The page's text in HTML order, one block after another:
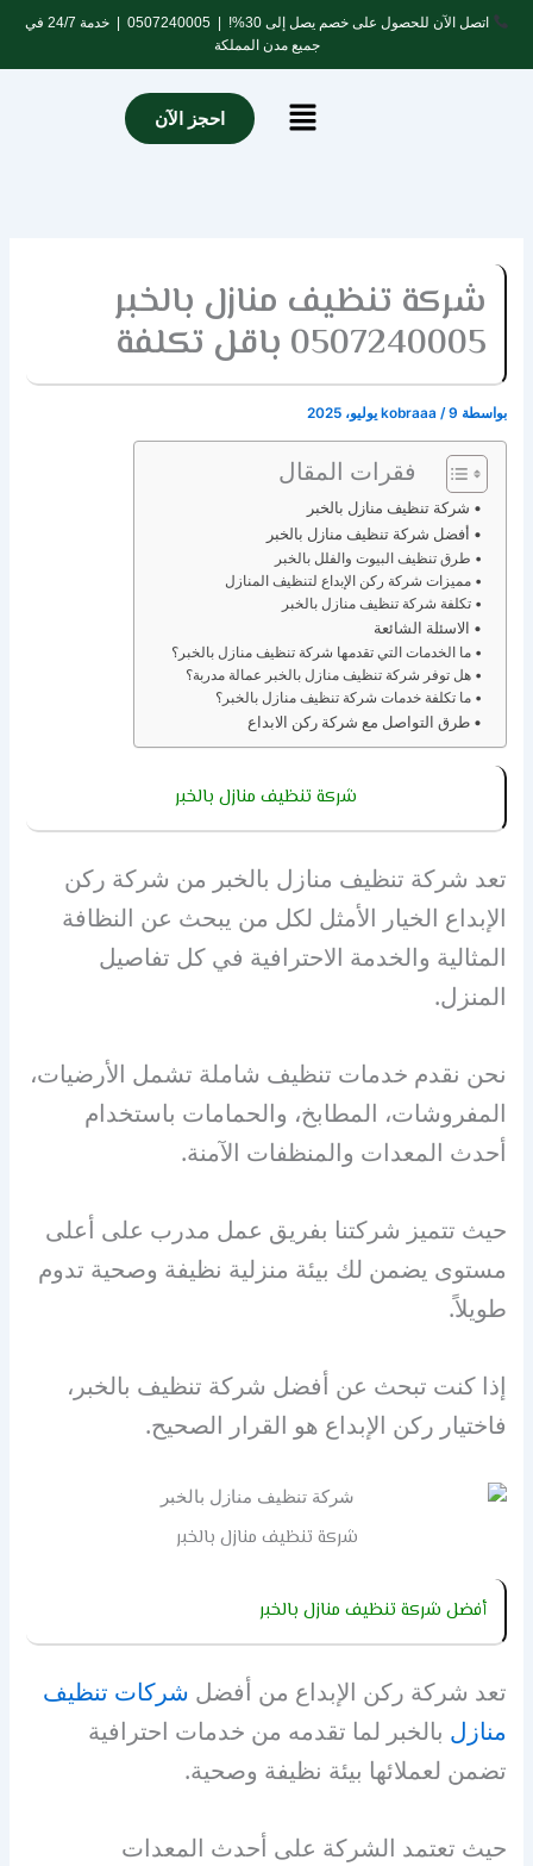
تخطي
المحتوى
اتصل الآن للحصول على خصم يصل إلى 30%! | 0507240005
| خدمة 24/7 في
جميع مدن المملكة
Menu احجز الآن
شركة تنظيف منازل بالخبر
0507240005 باقل تكلفة
بواسطة kobraaa /9 يوليو، 2025
فقرات المقال
شركة تنظيف منازل بالخبر
أفضل شركة تنظيف منازل بالخبر
طرق تنظيف البيوت والفلل بالخبر
مميزات شركة ركن الإبداع لتنظيف المنازل
تكلفة شركة تنظيف منازل بالخبر
الاسئلة الشائعة
ما الخدمات التي تقدمها شركة تنظيف منازل بالخبر؟
هل توفر شركة تنظيف منازل بالخبر عمالة مدربة؟
ما تكلفة خدمات شركة تنظيف منازل بالخبر؟
طرق التواصل مع شركة ركن الابداع
شركة تنظيف منازل بالخبر
تعد شركة تنظيف منازل بالخبر من شركة ركن
الإبداع الخيار الأمثل لكل من يبحث عن النظافة
المثالية والخدمة الاحترافية في كل تفاصيل
المنزل.
نحن نقدم خدمات تنظيف شاملة تشمل الأرضيات،
المفروشات، المطابخ، والحمامات باستخدام
أحدث المعدات والمنظفات الآمنة.
حيث تتميز شركتنا بفريق عمل مدرب على أعلى
مستوى يضمن لك بيئة منزلية نظيفة وصحية تدوم
طويلاً.
إذا كنت تبحث عن أفضل شركة تنظيف بالخبر،
فاختيار ركن الإبداع هو القرار الصحيح.
شركة تنظيف منازل بالخبر
أفضل شركة تنظيف منازل بالخبر
تعد شركة ركن الإبداع من أفضل شركات تنظيف
منازل بالخبر لما تقدمه من خدمات احترافية
تضمن لعملائها بيئة نظيفة وصحية.
حيث تعتمد الشركة على أحدث المعدات